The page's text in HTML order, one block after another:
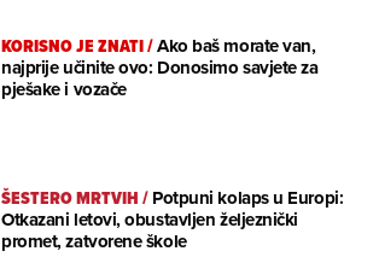
KORISNO JE ZNATI/Ako baš morate van,
najprije učinite ovo: Donosimo savjete za
pješake i vozače
ŠESTERO MRTVIH/Potpuni kolaps u Europi:
Otkazani letovi, obustavljen željeznički
promet, zatvorene škole